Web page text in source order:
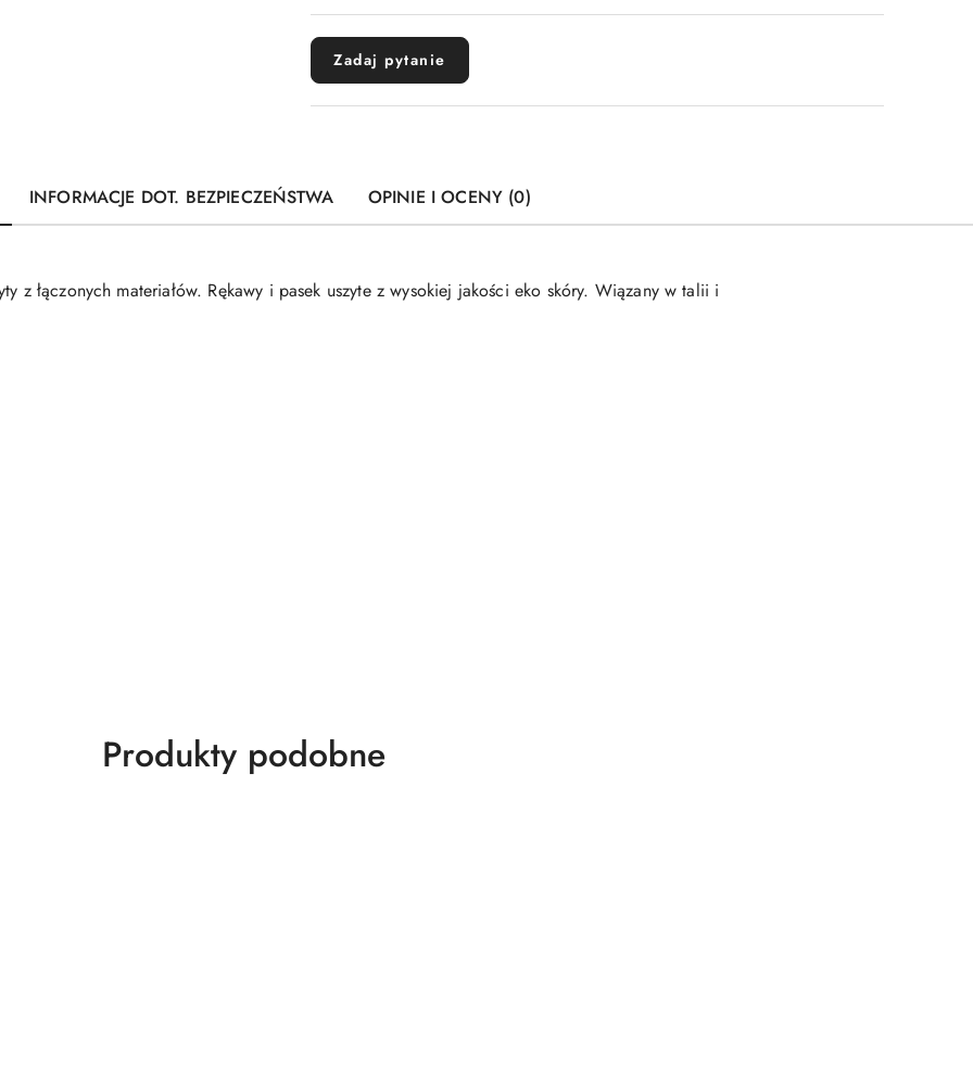
Zadaj pytanie
INFORMACJE DOT. BEZPIECZEŃSTWA OPINIE I OCENY (0)
z łączonych materiałów. Rękawy i pasek uszyte z wysokiej jakości eko skóry. Wiązany w talii i
Produkty
Produkty podobne